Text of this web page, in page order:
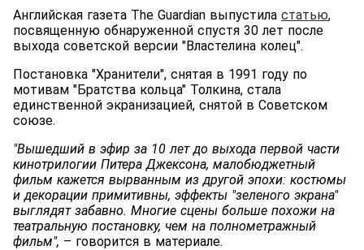
Английская газета The Guardian выпустила статью,
посвященную обнаруженной спустя 30 лет после
выхода советской версии "Властелина колец".
Постановка "Хранители", снятая в 1991 году по
мотивам "Братства кольца" Толкина, стала
единственной экранизацией, снятой в Советском
союзе.
"Вышедший в эфир за 10 лет до выхода первой части
кинотрилогии Питера Джексона, малобюджетный
фильм кажется вырванным из другой эпохи: костюмы
и декорации примитивны, эффекты "зеленого экрана"
выглядят забавно. Многие сцены больше похожи на
театральную постановку, чем на полнометражный
фильм", – говорится в материале.